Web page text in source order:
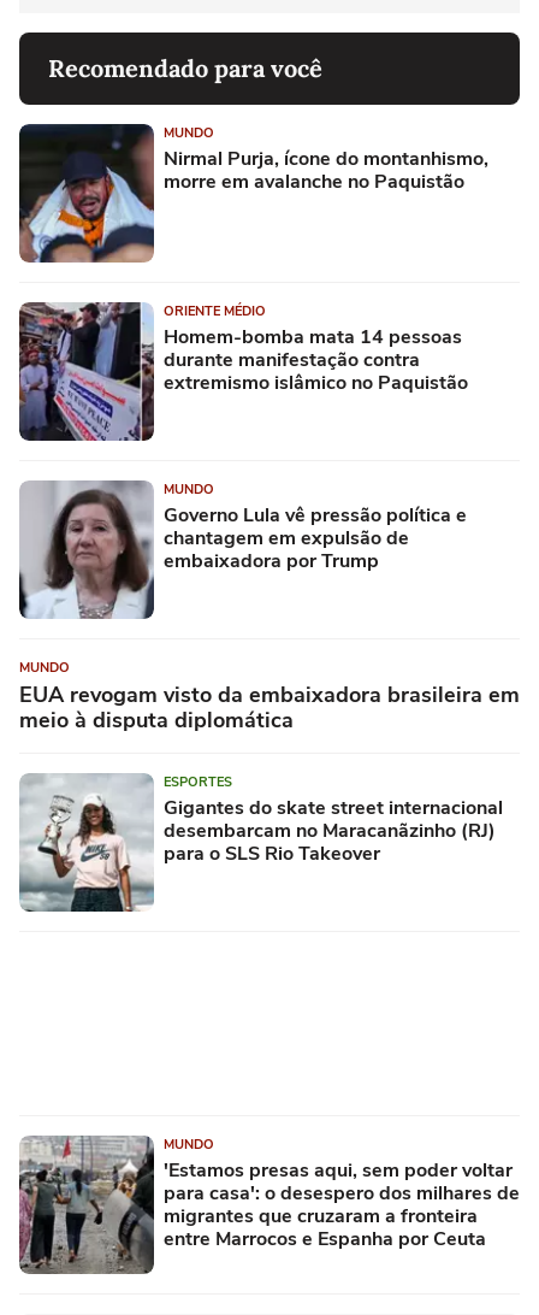
Recomendado para você
MUNDO
Nirmal Purja, ícone do montanhismo,
morre em avalanche no Paquistão
ORIENTE MÉDIO
Homem-bomba mata 14 pessoas
durante manifestação contra
extremismo islâmico no Paquistão
MUNDO
Governo Lula vê pressão política e
chantagem em expulsão de
embaixadora por Trump
MUNDO
EUA revogam visto da embaixadora brasileira em
meio à disputa diplomática
ESPORTES
Gigantes do skate street internacional
desembarcam no Maracanãzinho (RJ)
para o SLS Rio Takeover
MUNDO
'Estamos presas aqui, sem poder voltar
para casa': o desespero dos milhares de
migrantes que cruzaram a fronteira
entre Marrocos e Espanha por Ceuta